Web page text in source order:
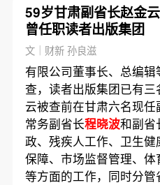
59岁甘肃副省长赵金
曾任职读者出版集团
文｜财新 孙良滋
有限公司董事长、总编
查，读者出版集团已有
云被查前在甘肃六名现
常务副省长程晓波和副省
政、残疾人工作、卫生
保障、市场监督管理、
等方面的工作，同时分